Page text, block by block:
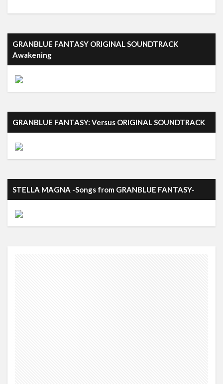
GRANBLUE FANTASY ORIGINAL SOUNDTRACK
Awakening
GRANBLUE FANTASY: Versus ORIGINAL SOUNDTRACK
STELLA MAGNA -Songs from GRANBLUE FANTASY-